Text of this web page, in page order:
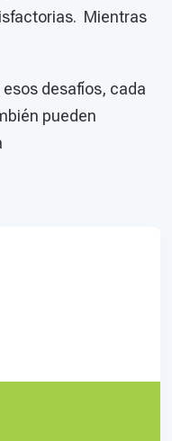
Mientras
desafíos, cada
pueden